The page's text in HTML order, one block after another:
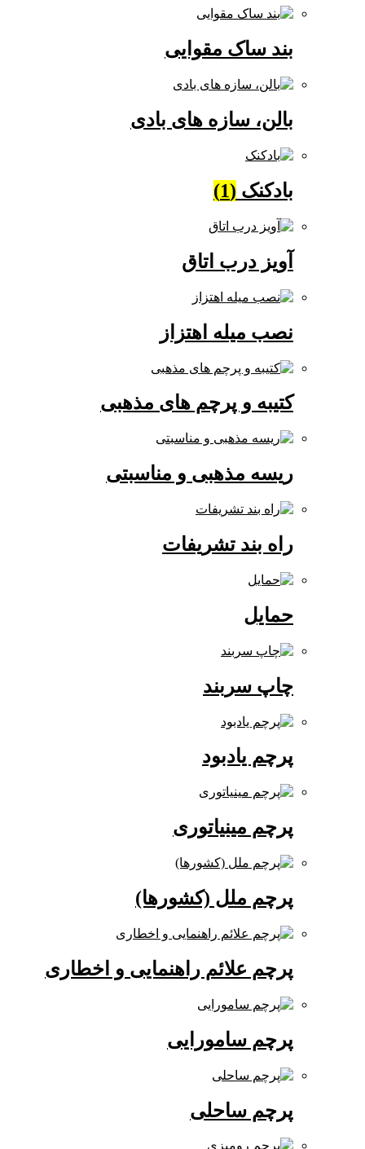
بند ساک مقوایی
بالن، سازه های بادی
آویز درب اتاق
نصب میله اهتزاز
کتیبه و پرچم های مذهبی
ریسه مذهبی و مناسبتی
راه بند تشریفات
چاپ سربند
پرچم یادبود
پرچم مینیاتوری
پرچم ملل (کشورها)
پرچم علائم راهنمایی و اخطاری
پرچم سامورایی
پرچم ساحلی